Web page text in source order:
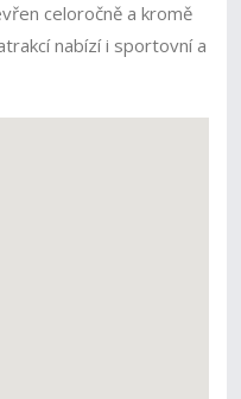
celoročně a kromě
nabízí i sportovní a